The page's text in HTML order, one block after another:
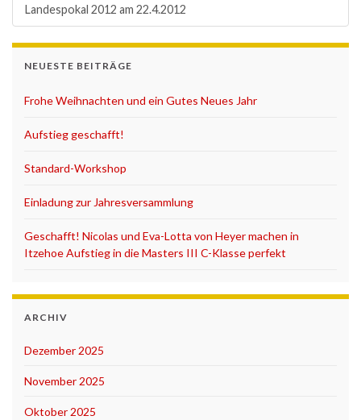
Landespokal 2012 am 22.4.2012
NEUESTE BEITRÄGE
Frohe Weihnachten und ein Gutes Neues Jahr
Aufstieg geschafft!
Standard-Workshop
Einladung zur Jahresversammlung
Geschafft! Nicolas und Eva-Lotta von Heyer machen in
Itzehoe Aufstieg in die Masters III C-Klasse perfekt
ARCHIV
Dezember 2025
November 2025
Oktober 2025